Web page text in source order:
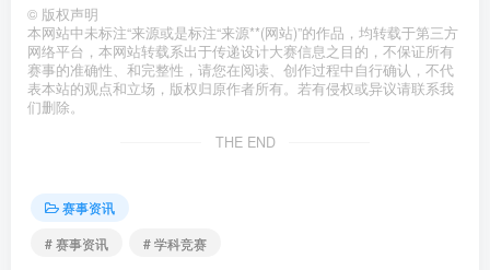
© 版权声明
本网站中未标注“来源或是标注“来源**(网站)”的作品，均转载于第三方
网络平台，本网站转载系出于传递设计大赛信息之目的，不保证所有
赛事的准确性、和完整性，请您在阅读、创作过程中自行确认，不代
表本站的观点和立场，版权归原作者所有。若有侵权或异议请联系我
们删除。
THE END
赛事资讯
# 赛事资讯
# 学科竞赛